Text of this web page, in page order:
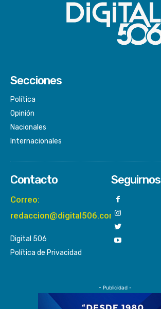
Secciones
Política
Opinión
Nacionales
Internacionales
Contacto
Correo:
redaccion@digital506.com
Digital 506
Política de Privacidad
Seguirnos
- Publicidad -